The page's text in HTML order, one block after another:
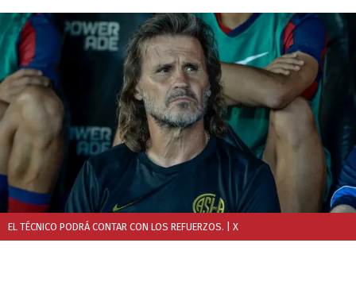
EL TÉCNICO PODRÁ CONTAR CON LOS REFUERZOS. | X